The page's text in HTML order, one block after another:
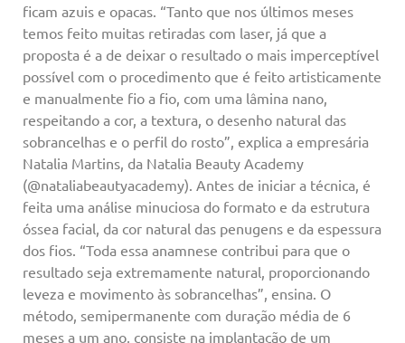
ficam azuis e opacas. “Tanto que nos últimos meses
temos feito muitas retiradas com laser, já que a
proposta é a de deixar o resultado o mais imperceptível
possível com o procedimento que é feito artisticamente
e manualmente fio a fio, com uma lâmina nano,
respeitando a cor, a textura, o desenho natural das
sobrancelhas e o perfil do rosto”, explica a empresária
Natalia Martins, da Natalia Beauty Academy
(@nataliabeautyacademy). Antes de iniciar a técnica, é
feita uma análise minuciosa do formato e da estrutura
óssea facial, da cor natural das penugens e da espessura
dos fios. “Toda essa anamnese contribui para que o
resultado seja extremamente natural, proporcionando
leveza e movimento às sobrancelhas”, ensina. O
método, semipermanente com duração média de 6
meses a um ano, consiste na implantação de um